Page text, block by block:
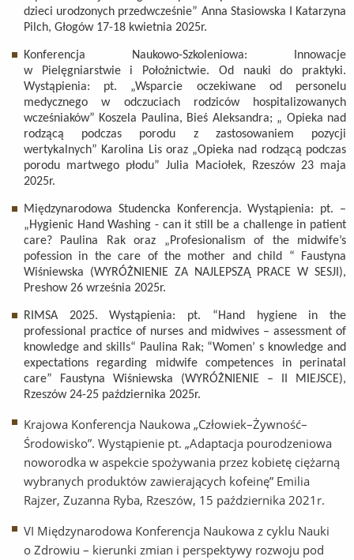
dzieci urodzonych przedwcześnie” Anna Stasiowska I Katarzyna
Pilch, Głogów 17-18 kwietnia 2025r.
Konferencja Naukowo-Szkoleniowa: Innowacje
w Pielęgniarstwie i Położnictwie. Od nauki do praktyki.
Wystąpienia: pt. „Wsparcie oczekiwane od personelu
medycznego w odczuciach rodziców hospitalizowanych
wcześniaków” Koszela Paulina, Bieś Aleksandra; „ Opieka nad
rodzącą podczas porodu z zastosowaniem pozycji
wertykalnych” Karolina Lis oraz „Opieka nad rodzącą podczas
porodu martwego płodu” Julia Maciołek, Rzeszów 23 maja
2025r.
Międzynarodowa Studencka Konferencja. Wystąpienia: pt. –
„Hygienic Hand Washing - can it still be a challenge in patient
care? Paulina Rak oraz „Profesionalism of the midwife’s
pofession in the care of the mother and child “ Faustyna
Wiśniewska (WYRÓŻNIENIE ZA NAJLEPSZĄ PRACE W SESJI),
Preshow 26 września 2025r.
RIMSA 2025. Wystąpienia: pt. “Hand hygiene in the
professional practice of nurses and midwives – assessment of
knowledge and skills“ Paulina Rak; “Women’ s knowledge and
expectations regarding midwife competences in perinatal
care” Faustyna Wiśniewska (WYRÓŻNIENIE – II MIEJSCE),
Rzeszów 24-25 października 2025r.
Krajowa Konferencja Naukowa „Człowiek–Żywność–
Środowisko”. Wystąpienie pt. „Adaptacja pourodzeniowa
noworodka w aspekcie spożywania przez kobietę ciężarną
wybranych produktów zawierających kofeinę” Emilia
Rajzer, Zuzanna Ryba, Rzeszów, 15 października 2021r.
VI Międzynarodowa Konferencja Naukowa z cyklu Nauki
o Zdrowiu – kierunki zmian i perspektywy rozwoju pod